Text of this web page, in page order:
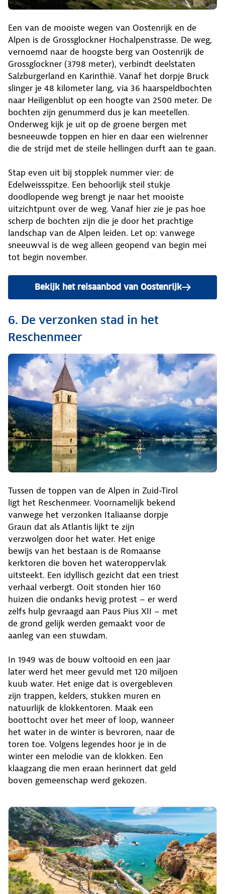
Een van de mooiste wegen van Oostenrijk en de
Alpen is de Grossglockner Hochalpenstrasse. De weg,
vernoemd naar de hoogste berg van Oostenrijk de
Grossglockner (3798 meter), verbindt deelstaten
Salzburgerland en Karinthië. Vanaf het dorpje Bruck
slinger je 48 kilometer lang, via 36 haarspeldbochten
naar Heiligenblut op een hoogte van 2500 meter. De
bochten zijn genummerd dus je kan meetellen.
Onderweg kijk je uit op de groene bergen met
besneeuwde toppen en hier en daar een wielrenner
die de strijd met de steile hellingen durft aan te gaan.
Stap even uit bij stopplek nummer vier: de
Edelweissspitze. Een behoorlijk steil stukje
doodlopende weg brengt je naar het mooiste
uitzichtpunt over de weg. Vanaf hier zie je pas hoe
scherp de bochten zijn die je door het prachtige
landschap van de Alpen leiden. Let op: vanwege
sneeuwval is de weg alleen geopend van begin mei
tot begin november.
Bekijk het reisaanbod van Oostenrijk
6. De verzonken stad in het
Reschenmeer
Tussen de toppen van de Alpen in Zuid-Tirol
ligt het Reschenmeer. Voornamelijk bekend
vanwege het verzonken Italiaanse dorpje
Graun dat als Atlantis lijkt te zijn
verzwolgen door het water. Het enige
bewijs van het bestaan is de Romaanse
kerktoren die boven het wateroppervlak
uitsteekt. Een idyllisch gezicht dat een triest
verhaal verbergt. Ooit stonden hier 160
huizen die ondanks hevig protest ­– er werd
zelfs hulp gevraagd aan Paus Pius XII – met
de grond gelijk werden gemaakt voor de
aanleg van een stuwdam.
In 1949 was de bouw voltooid en een jaar
later werd het meer gevuld met 120 miljoen
kuub water. Het enige dat is overgebleven
zijn trappen, kelders, stukken muren en
natuurlijk de klokkentoren. Maak een
boottocht over het meer of loop, wanneer
het water in de winter is bevroren, naar de
toren toe. Volgens legendes hoor je in de
winter een melodie van de klokken. Een
klaagzang die men eraan herinnert dat geld
boven gemeenschap werd gekozen.